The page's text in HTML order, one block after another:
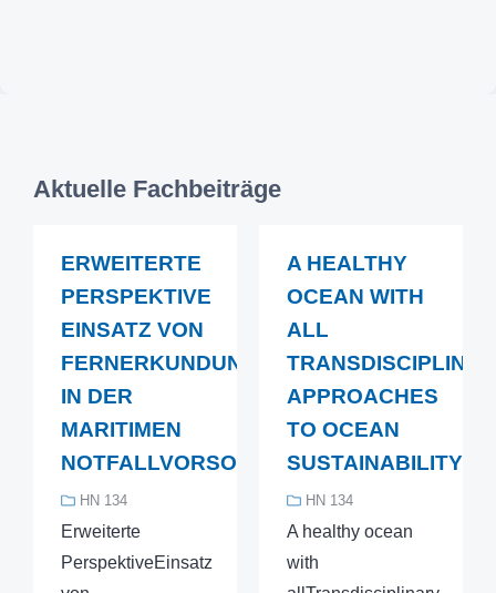
Aktuelle Fachbeiträge
ERWEITERTE
PERSPEKTIVE
EINSATZ VON
FERNERKUNDUNG
IN DER
MARITIMEN
NOTFALLVORSORGE
HN 134
Erweiterte
PerspektiveEinsatz
A HEALTHY
OCEAN WITH
ALL
APPROACHES
TO OCEAN
SUSTAINABILITY
HN 134
A healthy ocean
with